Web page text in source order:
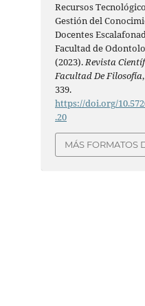
Recursos
Gestión del
Docentes
Facultad de
(2023).Revista
Facultad De Filosofía
339.
https://doi.org/
.20
MÁS FORMATOS